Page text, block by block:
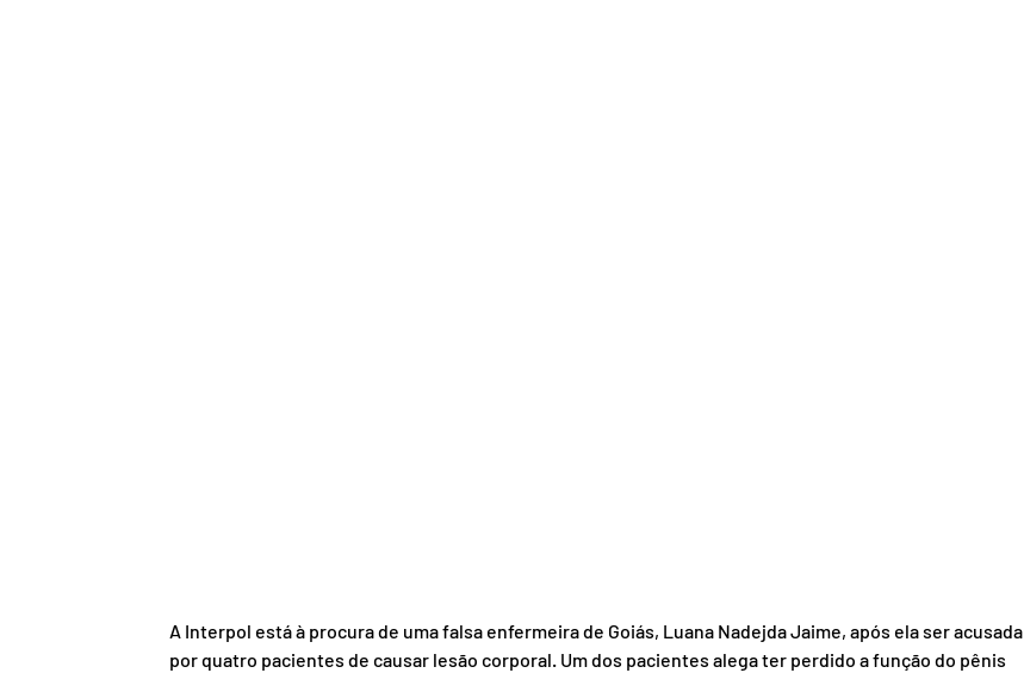
A Interpol está à procura de uma falsa enfermeira de Goiás, Luana Nadejda Jaime, após ela ser acusada
por quatro pacientes de causar lesão corporal. Um dos pacientes alega ter perdido a função do pênis